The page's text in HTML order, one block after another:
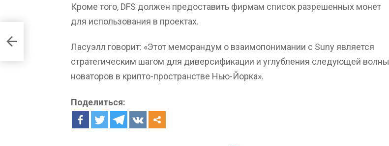
Кроме того, DFS должен предоставить фирмам список разрешенных монет
для использования в проектах.
Ласуэлл говорит: «Этот меморандум о взаимопонимании с Suny является
стратегическим шагом для диверсификации и углубления следующей волны
новаторов в крипто-пространстве Нью-Йорка».
Поделиться: